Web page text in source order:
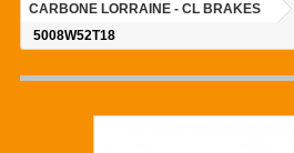
CARBONE LORRAINE - CL BRAKES
5008W52T18